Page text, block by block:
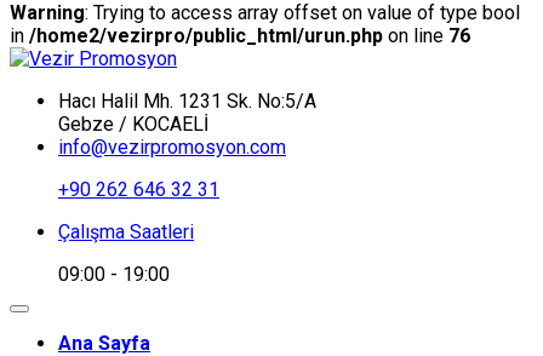
Warning: Trying to access array offset on value of type bool
in /home2/vezirpro/public_html/urun.php on line 76
Hacı Halil Mh. 1231 Sk. No:5/A
Gebze / KOCAELİ
info@vezirpromosyon.com
+90 262 646 32 31
Çalışma Saatleri
09:00 - 19:00
Ana Sayfa